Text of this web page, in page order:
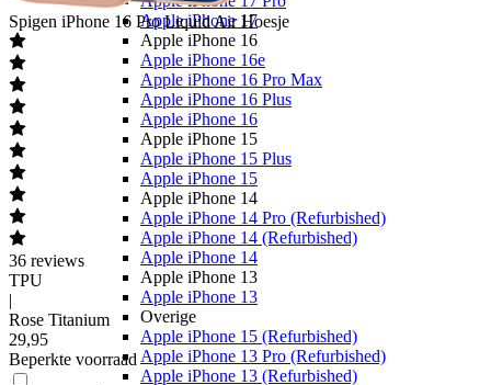
Apple iPhone 17
Apple iPhone 16
Apple iPhone 16e
Apple iPhone 16 Pro Max
Apple iPhone 16 Plus
Apple iPhone 16
Apple iPhone 15
Apple iPhone 15 Plus
Apple iPhone 15
Apple iPhone 14
Apple iPhone 14 Pro (Refurbished)
Apple iPhone 14 (Refurbished)
Apple iPhone 14
Apple iPhone 13
Apple iPhone 13
Overige
Apple iPhone 15 (Refurbished)
Apple iPhone 13 Pro (Refurbished)
Apple iPhone 13 (Refurbished)
Spigen iPhone 16 Pro Liquid Air Hoesje
36 reviews
TPU
|
Rose Titanium
29,95
Beperkte voorraad